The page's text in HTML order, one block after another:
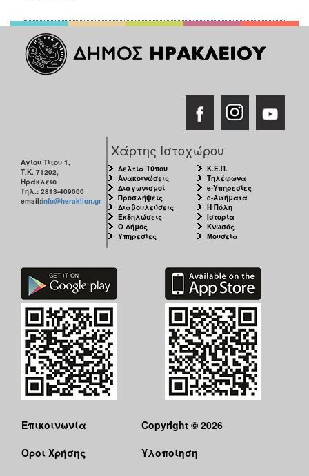
Ισότητα
των
Φύλων
Υγεία
ΕΠΙΚΑΙΡΟΤΗΤΑ
ΕΠΙΣΚΕΠΤΗΣ
Αγίου Τίτου 1,
Τ.Κ. 71202,
Ηράκλειο
Τηλ.: 2813-409000
email:info@heraklion.gr
Χάρτης Ιστοχώρου
Δελτία Τύπου
Ανακοινώσεις
Διαγωνισμοί
Προσλήψεις
Διαβουλεύσεις
Εκδηλώσεις
Ο Δήμος
Υπηρεσίες
Κ.Ε.Π.
Τηλέφωνα
e-Υπηρεσίες
e-Αιτήματα
Η Πόλη
Ιστορία
Κνωσός
Μουσεία
Επικοινωνία
Όροι Χρήσης
Copyright © 2026
Υλοποίηση